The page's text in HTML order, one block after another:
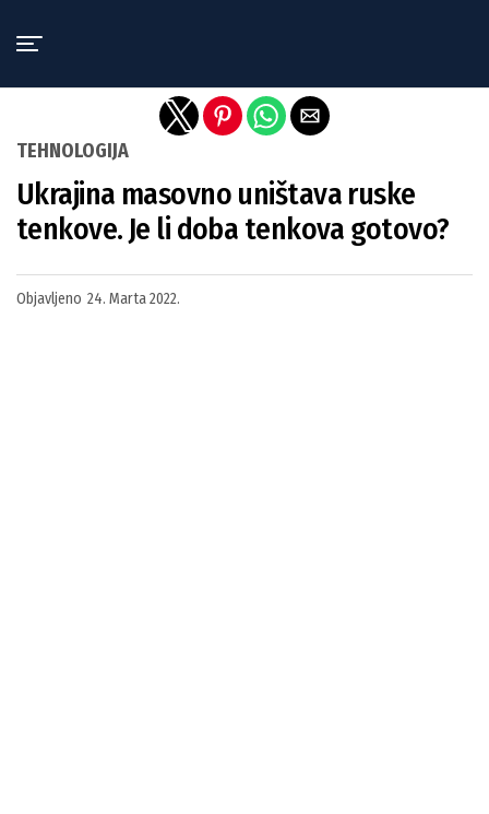
TEHNOLOGIJA
Ukrajina masovno uništava ruske
tenkove. Je li doba tenkova gotovo?
Objavljeno 24. Marta 2022.